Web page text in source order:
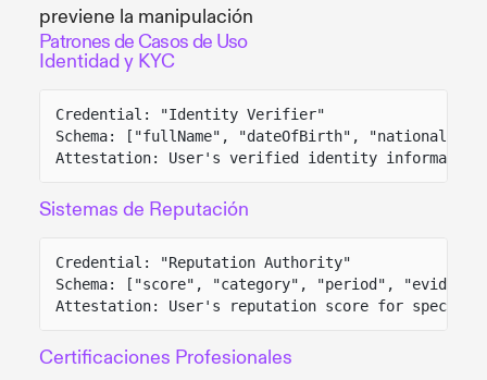
previene la manipulación
Patrones de Casos de Uso
Identidad y KYC
Credential: "Identity Verifier"
Schema: ["fullName", "dateOfBirth",
Attestation: User's verified identity information
Sistemas de Reputación
Credential: "Reputation Authority"
Schema: ["score", "category", "period",
Attestation: User's reputation score for specific
Certificaciones Profesionales